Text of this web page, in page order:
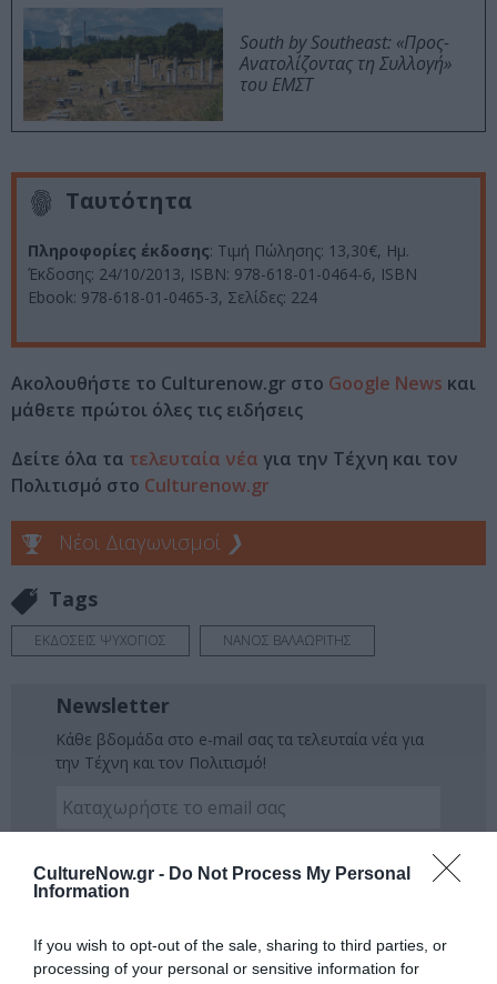
CultureNow.gr - Do Not Process My Personal
Information
If you wish to opt-out of the sale, sharing to third parties, or
processing of your personal or sensitive information for
South by Southeast: «Προς-
Ανατολίζοντας τη Συλλογή»
του ΕΜΣΤ
Ταυτότητα
Πληροφορίες έκδοσης: Τιμή Πώλησης: 13,30€, Ημ.
Έκδοσης: 24/10/2013, ISBN: 978-618-01-0464-6, ISBN
Ebook: 978-618-01-0465-3, Σελίδες: 224
Ακολουθήστε το Culturenow.gr στο Google News και
μάθετε πρώτοι όλες τις ειδήσεις
Δείτε όλα τα τελευταία νέα για την Τέχνη και τον
Πολιτισμό στο Culturenow.gr
Νέοι Διαγωνισμοί ❯
Tags
ΕΚΔΟΣΕΙΣ ΨΥΧΟΓΙΟΣ ΝΑΝΟΣ ΒΑΛΑΩΡΙΤΗΣ
Newsletter
Κάθε βδομάδα στο e-mail σας τα τελευταία νέα για
την Τέχνη και τον Πολιτισμό!